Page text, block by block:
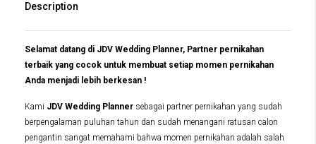
Description
Selamat datang di JDV Wedding Planner, Partner pernikahan
terbaik yang cocok untuk membuat setiap momen pernikahan
Anda menjadi lebih berkesan !
Kami JDV Wedding Planner sebagai partner pernikahan yang sudah
berpengalaman puluhan tahun dan sudah menangani ratusan calon
pengantin sangat memahami bahwa momen pernikahan adalah salah